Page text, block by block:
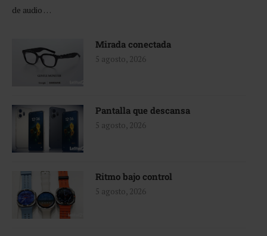
de audio …
Mirada conectada
5 agosto, 2026
Pantalla que descansa
5 agosto, 2026
Ritmo bajo control
5 agosto, 2026